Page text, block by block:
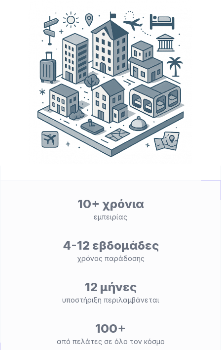
10+ χρόνια
εμπειρίας
4-12 εβδομάδες
χρόνος παράδοσης
12 μήνες
υποστήριξη περιλαμβάνεται
100+
από πελάτες σε όλο τον κόσμο